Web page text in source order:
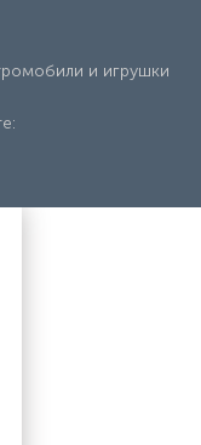
и игрушки